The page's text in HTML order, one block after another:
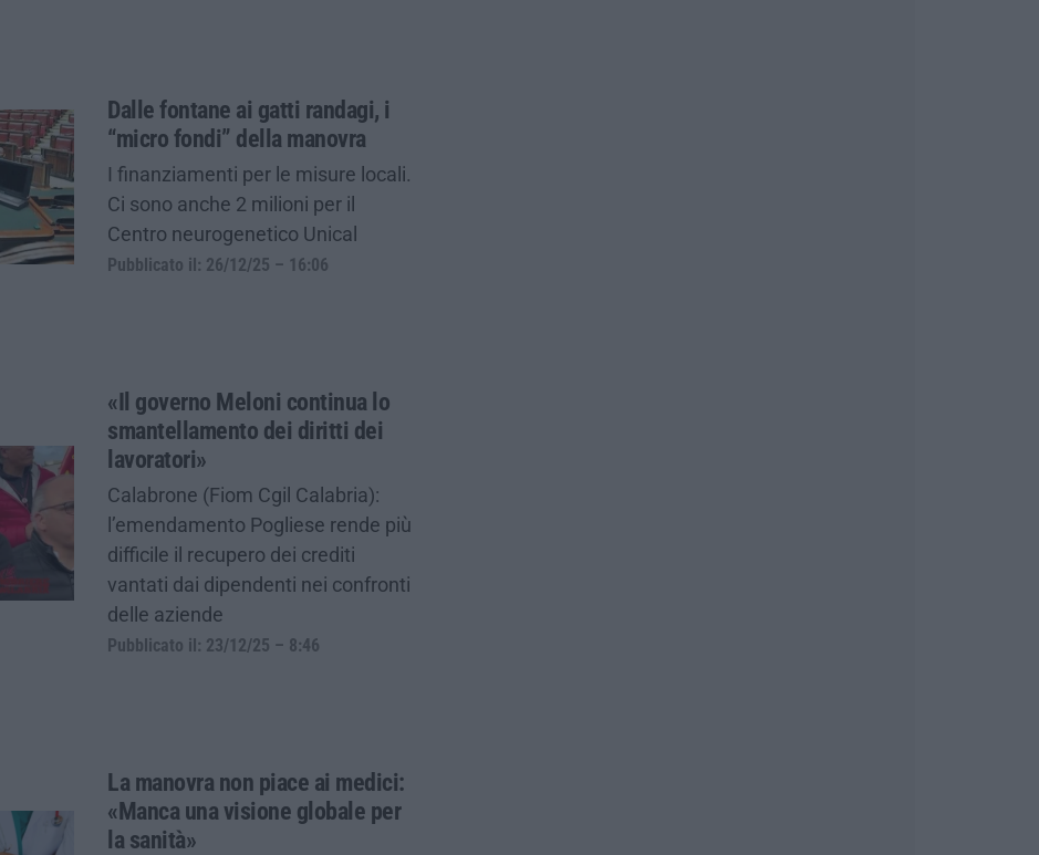
Dalle fontane ai gatti randagi, i
“micro fondi” della manovra
I finanziamenti per le misure locali.
Ci sono anche 2 milioni per il
Centro neurogenetico Unical
Pubblicato il: 26/12/25 – 16:06
«Il governo Meloni continua lo
smantellamento dei diritti dei
lavoratori»
Calabrone (Fiom Cgil Calabria):
l’emendamento Pogliese rende più
difficile il recupero dei crediti
vantati dai dipendenti nei confronti
delle aziende
Pubblicato il: 23/12/25 – 8:46
La manovra non piace ai medici:
«Manca una visione globale per
la sanità»